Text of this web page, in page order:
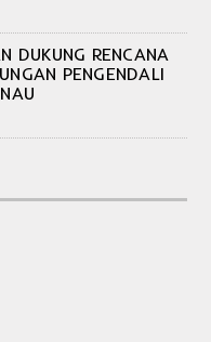
DUKUNG RENCANA
PENGENDALI